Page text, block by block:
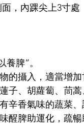
養脾”。
的攝入，適當增
子、胡蘿蔔、茼
辛香氣味的蔬菜
醒脾助運化，疏